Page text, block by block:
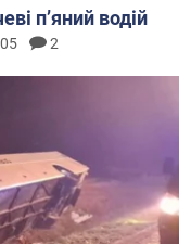
пʼяний водій
2